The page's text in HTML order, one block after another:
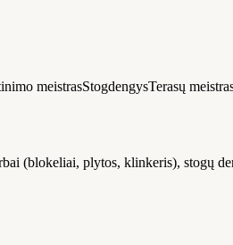
meistrasStogdengysTerasų
(blokeliai, plytos, klinkeris), stogų